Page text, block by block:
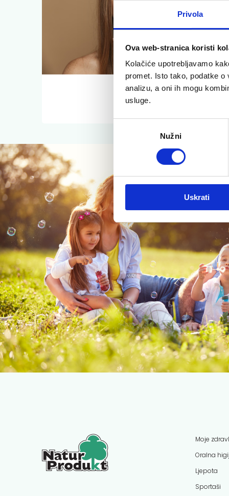
Privola
Ova web-stranica koristi
Kolačiće upotrebljavamo
promet. Isto tako, podatke
analizu, a oni ih mogu
usluge.
Nužni
Uskrati
Usne
Moje
Oralna
Ljepota
Sportaši